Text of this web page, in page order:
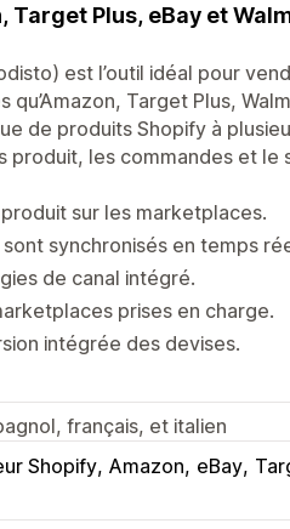
Target Plus, eBay et
est l’outil idéal pour
Target Plus,
de produits Shopify à
les commandes et le
sur les marketplaces.
synchronisés en temps
de canal intégré.
prises en charge.
intégrée des devises.
français, et italien
Shopify Amazon eBay